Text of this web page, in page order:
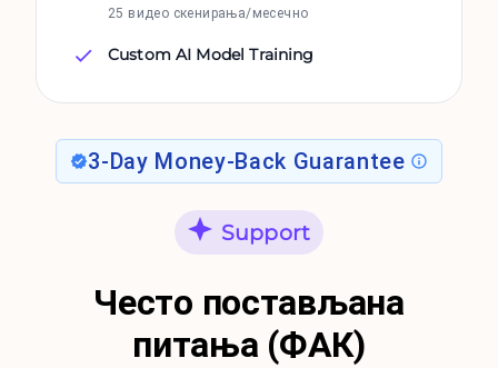
25 видео скенирања/месечно
Custom AI Model Training
3-Day Money-Back Guarantee
Support
Често постављана
питања (ФАК)